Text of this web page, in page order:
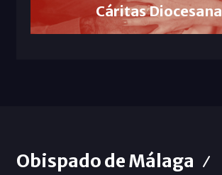
Cáritas Diocesana
Obispado de Málaga